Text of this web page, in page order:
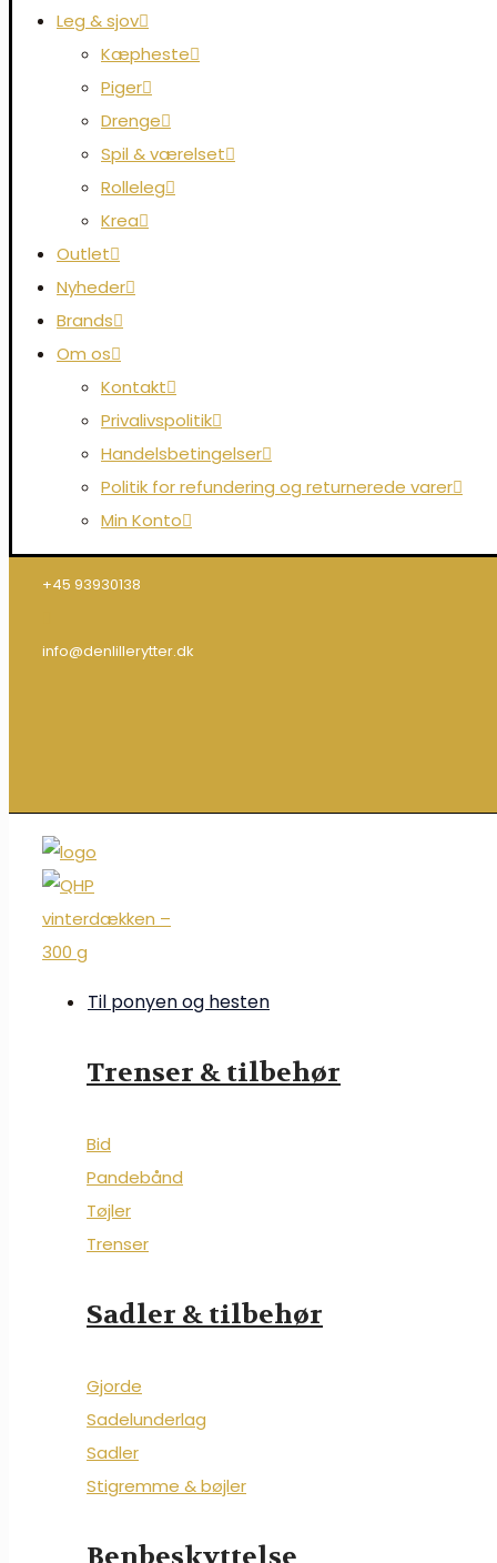
Leg & sjov
Kæpheste
Piger
Drenge
Spil & værelset
Rolleleg
Krea
Outlet
Nyheder
Brands
Om os
Kontakt
Privalivspolitik
Handelsbetingelser
Politik for refundering og returnerede varer
Min Konto
+45 93930138
info@denlillerytter.dk
Til ponyen og hesten
Trenser & tilbehør
Bid
Pandebånd
Tøjler
Trenser
Sadler & tilbehør
Gjorde
Sadelunderlag
Sadler
Stigremme & bøjler